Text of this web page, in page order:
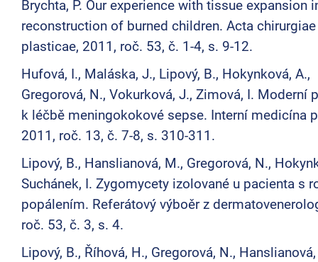
Brychta, P. Our experience with tissue expansion
reconstruction of burned children. Acta chirurgiae
plasticae, 2011, roč. 53, č. 1-4, s. 9-12.
Hufová, I., Maláska, J., Lipový, B., Hokynková, A.,
Gregorová, N., Vokurková, J., Zimová, I. Moderní
k léčbě meningokokové sepse. Interní medicína
2011, roč. 13, č. 7-8, s. 310-311.
Lipový, B., Hanslianová, M., Gregorová, N.,
Suchánek, I. Zygomycety izolované u pacienta s
popálením. Referátový výboěr z
roč. 53, č. 3, s. 4.
Lipový, B., Říhová, H., Gregorová, N.,